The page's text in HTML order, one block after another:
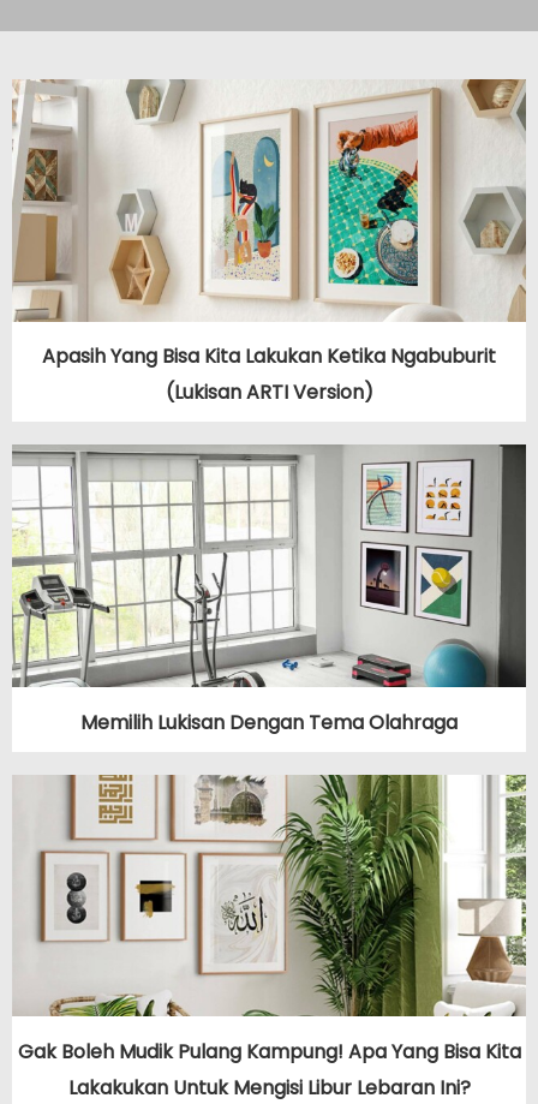
Apasih Yang Bisa Kita Lakukan Ketika Ngabuburit
(Lukisan ARTI Version)
Memilih Lukisan Dengan Tema Olahraga
Gak Boleh Mudik Pulang Kampung! Apa Yang Bisa Kita
Lakakukan Untuk Mengisi Libur Lebaran Ini?